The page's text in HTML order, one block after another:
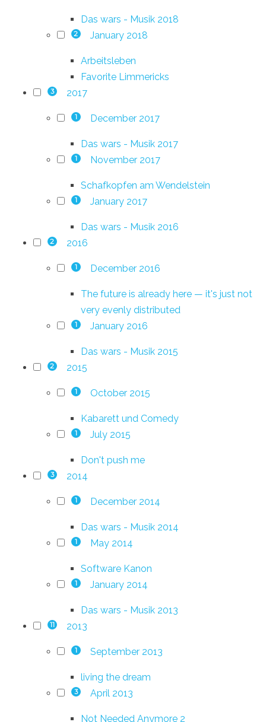
Das wars - Musik 2018
2 January 2018
Arbeitsleben
Favorite Limmericks
3 2017
1 December 2017
Das wars - Musik 2017
1 November 2017
Schafkopfen am Wendelstein
1 January 2017
Das wars - Musik 2016
2 2016
1 December 2016
The future is already here — it's just not
very evenly distributed
1 January 2016
Das wars - Musik 2015
2 2015
1 October 2015
Kabarett und Comedy
1 July 2015
Don't push me
3 2014
1 December 2014
Das wars - Musik 2014
1 May 2014
Software Kanon
1 January 2014
Das wars - Musik 2013
11 2013
1 September 2013
living the dream
3 April 2013
Not Needed Anymore 2